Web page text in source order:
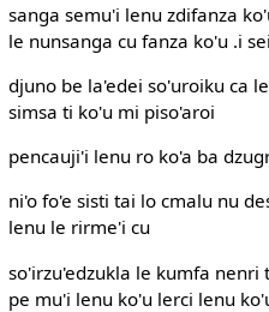
sanga semu'i lenu zdifanza
le nunsanga cu fanza ko'u .i
djuno be la'edei so'uroiku ca
simsa ti ko'u mi piso'aroi
pencauji'i lenu ro ko'a ba
ni'o fo'e sisti tai lo cmalu nu
lenu le rirme'i cu
so'irzu'edzukla le kumfa
pe mu'i lenu ko'u lerci lenu